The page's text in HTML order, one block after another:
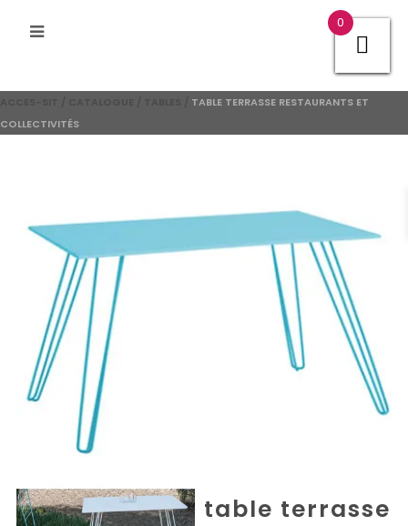
TABLE TERRASSE RESTAURANTS ET
COLLECTIVITÉS
table terrasse
0